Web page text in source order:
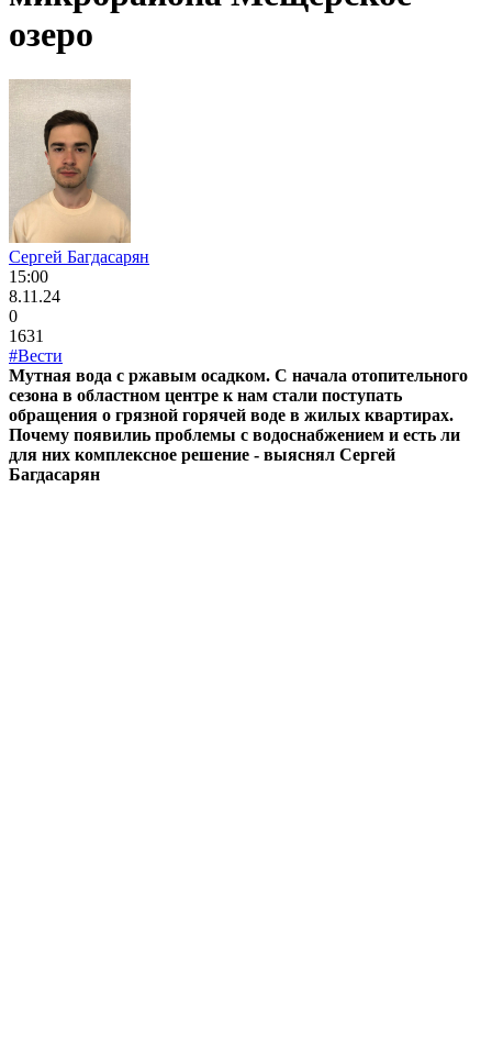
озеро
Сергей Багдасарян
15:00
8.11.24
0
1631
#Вести
Мутная вода с ржавым осадком. С начала отопительного
сезона в областном центре к нам стали поступать
обращения о грязной горячей воде в жилых квартирах.
Почему появилиь проблемы с водоснабжением и есть ли
для них комплексное решение - выяснял Сергей
Багдасарян